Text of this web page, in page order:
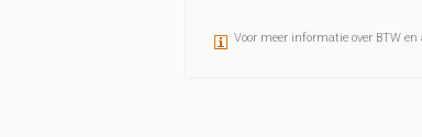
Voor meer informatie over BTW